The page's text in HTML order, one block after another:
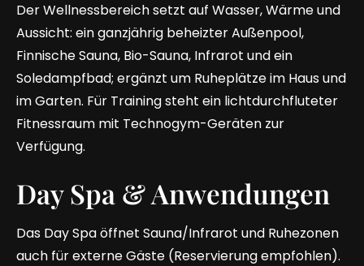
Der Wellnessbereich setzt auf Wasser, Wärme und
Aussicht: ein ganzjährig beheizter Außenpool,
Finnische Sauna, Bio-Sauna, Infrarot und ein
Soledampfbad; ergänzt um Ruheplätze im Haus und
im Garten. Für Training steht ein lichtdurchfluteter
Fitnessraum mit Technogym-Geräten zur
Verfügung.
Day Spa & Anwendungen
Das Day Spa öffnet Sauna/Infrarot und Ruhezonen
auch für externe Gäste (Reservierung empfohlen).